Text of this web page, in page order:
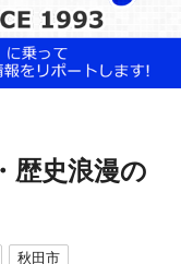
歴史浪漫の
秋田市